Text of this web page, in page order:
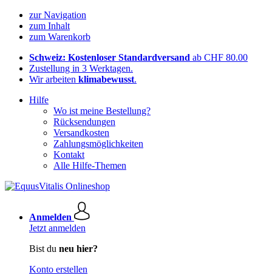
zur Navigation
zum Inhalt
zum Warenkorb
Schweiz: Kostenloser Standardversand ab CHF 80.00
Zustellung in 3 Werktagen.
Wir arbeiten klimabewusst.
Hilfe
Wo ist meine Bestellung?
Rücksendungen
Versandkosten
Zahlungsmöglichkeiten
Kontakt
Alle Hilfe-Themen
Anmelden
Jetzt anmelden
Bist du neu hier?
Konto erstellen